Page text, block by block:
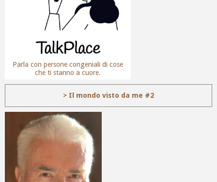
Parla con persone congeniali di cose
che ti stanno a cuore.
> Il mondo visto da me #2